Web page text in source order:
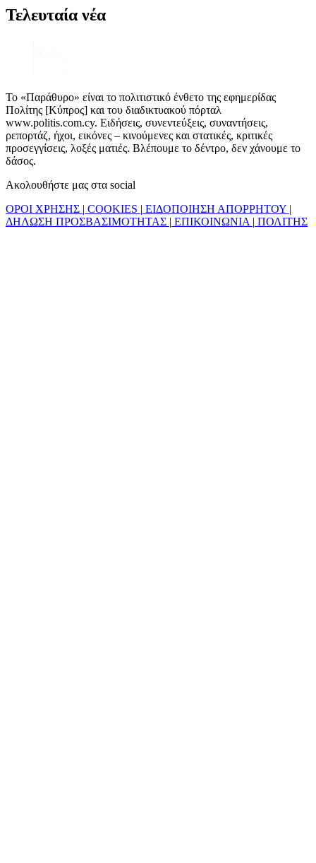
Τελευταία νέα
Το «Παράθυρο» είναι το πολιτιστικό ένθετο της εφημερίδας
Πολίτης [Κύπρος] και του διαδικτυακού πόρταλ
www.politis.com.cy. Ειδήσεις, συνεντεύξεις, συναντήσεις,
ρεπορτάζ, ήχοι, εικόνες – κινούμενες και στατικές, κριτικές
προσεγγίσεις, λοξές ματιές. Βλέπουμε το δέντρο, δεν χάνουμε το
δάσος.
Ακολουθήστε μας στα social
ΟΡΟΙ ΧΡΗΣΗΣ | COOKIES | ΕΙΔΟΠΟΙΗΣΗ ΑΠΟΡΡΗΤΟΥ |
ΔΗΛΩΣΗ ΠΡΟΣΒΑΣΙΜΟΤΗΤΑΣ | ΕΠΙΚΟΙΝΩΝΙΑ | ΠΟΛΙΤΗΣ